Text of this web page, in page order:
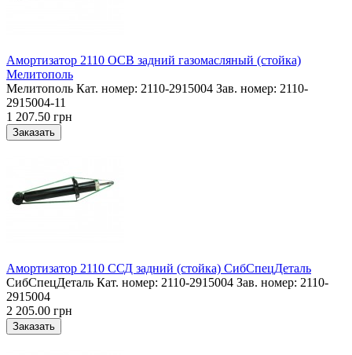
Амортизатор 2110 ОСВ задний газомасляный (стойка)
Мелитополь
Мелитополь Кат. номер: 2110-2915004 Зав. номер: 2110-
2915004-11
1 207.50 грн
Амортизатор 2110 ССД задний (стойка) СибСпецДеталь
СибСпецДеталь Кат. номер: 2110-2915004 Зав. номер: 2110-
2915004
2 205.00 грн